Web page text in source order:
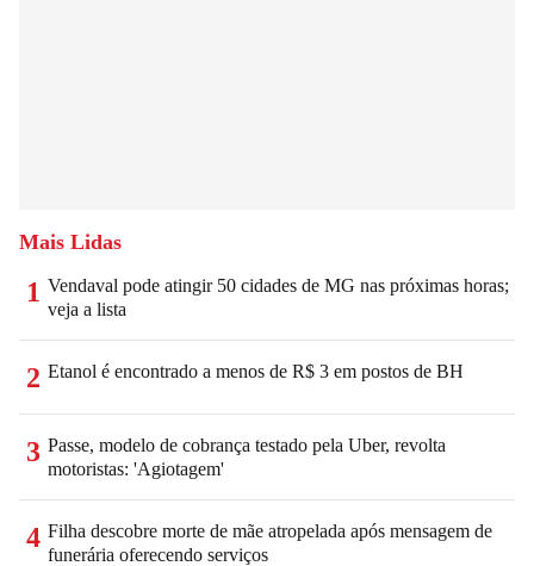
Mais Lidas
1 Vendaval pode atingir 50 cidades de MG nas próximas horas;
veja a lista
2 Etanol é encontrado a menos de R$ 3 em postos de BH
3 Passe, modelo de cobrança testado pela Uber, revolta
motoristas: 'Agiotagem'
4 Filha descobre morte de mãe atropelada após mensagem de
funerária oferecendo serviços